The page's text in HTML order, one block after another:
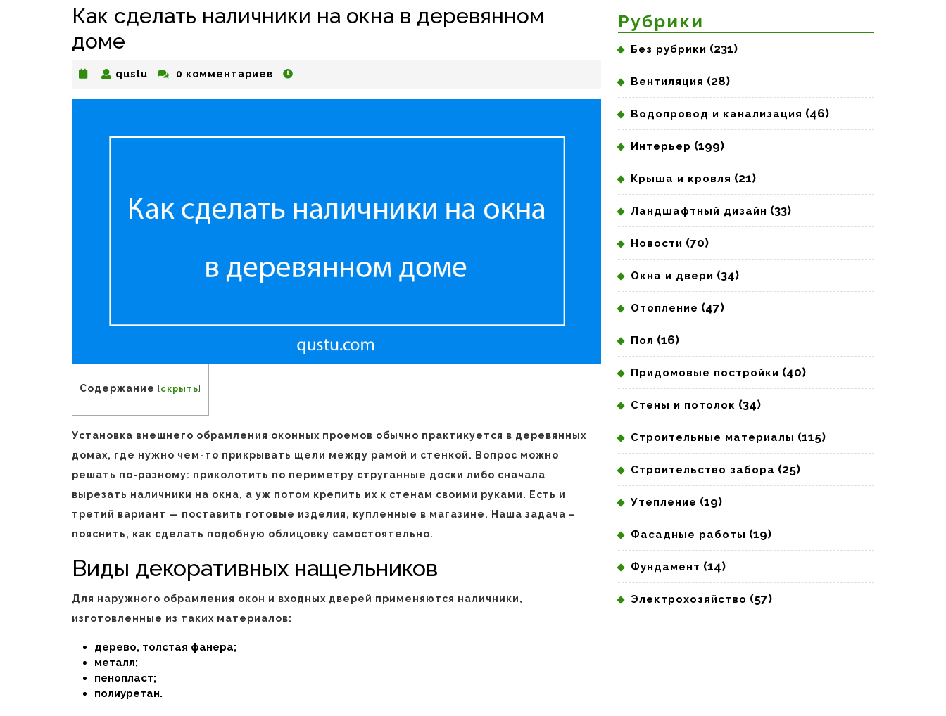
Как сделать наличники на окна в деревянном
доме
qustu qustu0 комментариев
Содержание [скрыть]
Установка внешнего обрамления оконных проемов обычно практикуется в деревянных
домах, где нужно чем-то прикрывать щели между рамой и стенкой. Вопрос можно
решать по-разному: приколотить по периметру струганные доски либо сначала
вырезать наличники на окна, а уж потом крепить их к стенам своими руками. Есть и
третий вариант — поставить готовые изделия, купленные в магазине. Наша задача –
пояснить, как сделать подобную облицовку самостоятельно.
Виды декоративных нащельников
Для наружного обрамления окон и входных дверей применяются наличники,
изготовленные из таких материалов:
дерево, толстая фанера;
металл;
пенопласт;
полиуретан.
Рубрики
Без рубрики (231)
Вентиляция (28)
Водопровод и канализация (46)
Интерьер (199)
Крыша и кровля (21)
Ландшафтный дизайн (33)
Новости (70)
Окна и двери (34)
Отопление (47)
Пол (16)
Придомовые постройки (40)
Стены и потолок (34)
Строительные материалы (115)
Строительство забора (25)
Утепление (19)
Фасадные работы (19)
Фундамент (14)
Электрохозяйство (57)